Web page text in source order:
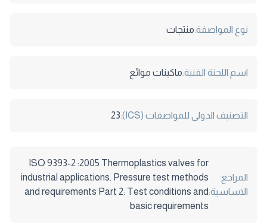
نوع المواصفة:منتجات
اسم اللجنة الفنية:ماكينات موائع
التصنيف الدولى للمواصفات (ICS): 23
المراجع
الاساسية:
ISO 9393-2 :2005 Thermoplastics valves for
industrial applications. Pressure test methods
and requirements Part 2: Test conditions and
basic requirements